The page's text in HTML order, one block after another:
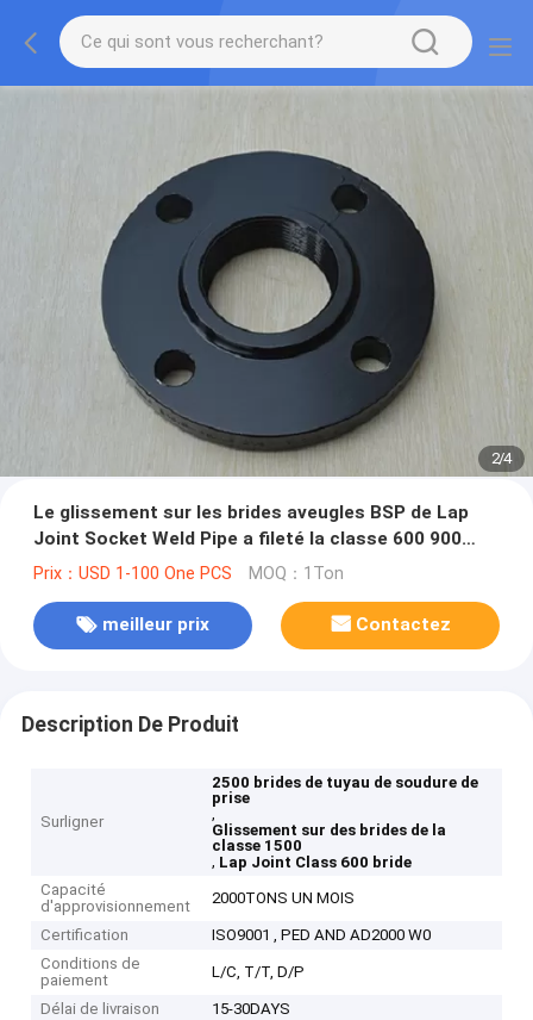
2/4
Le glissement sur les brides aveugles BSP de Lap
Joint Socket Weld Pipe a fileté la classe 600 900
1500 2500
Prix：USD 1-100 One PCS MOQ：1Ton
meilleur prix Contactez
Description De Produit
Surligner
2500 brides de tuyau de soudure de
prise
,
Glissement sur des brides de la
classe 1500
, Lap Joint Class 600 bride
Capacité
d'approvisionnement
2000TONS UN MOIS
Certification
ISO9001 , PED AND AD2000 W0
Conditions de
paiement
L/C, T/T, D/P
Délai de livraison
15-30DAYS